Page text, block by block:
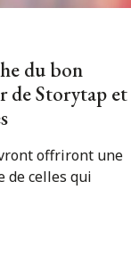
du bon
de Storytap et
offriront une
de celles qui